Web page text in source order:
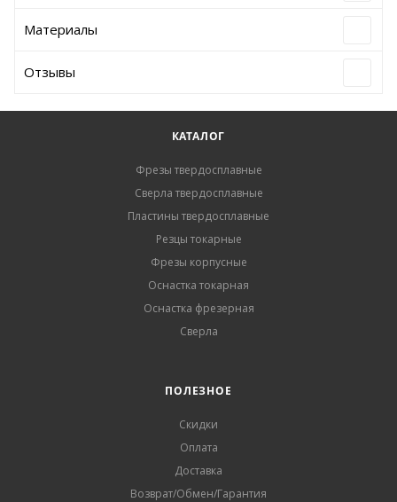
Материалы
Отзывы
КАТАЛОГ
Фрезы твердосплавные
Сверла твердосплавные
Пластины твердосплавные
Резцы токарные
Фрезы корпусные
Оснастка токарная
Оснастка фрезерная
Сверла
ПОЛЕЗНОЕ
Скидки
Оплата
Доставка
Возврат/Обмен/Гарантия